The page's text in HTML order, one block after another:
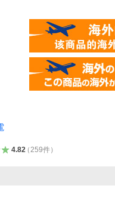
4.82（259件）